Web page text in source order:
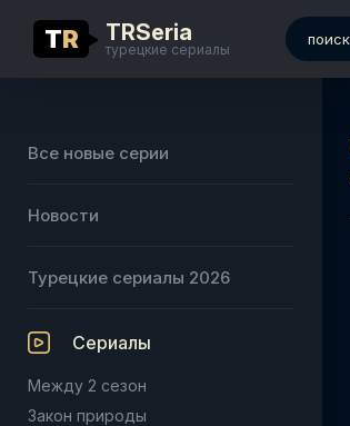
TR TRSeria
турецкие сериалы
Все новые серии
Новости
Турецкие сериалы 2026
Сериалы
Между 2 сезон
Закон природы